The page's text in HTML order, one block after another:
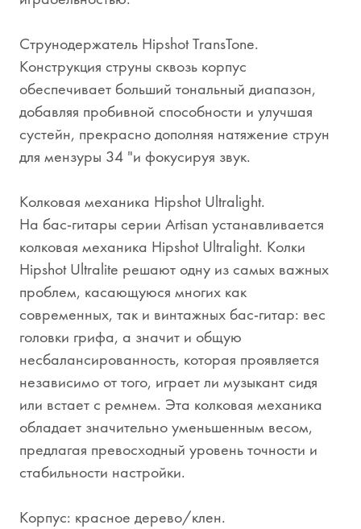
Струнодержатель Hipshot TransTone.
Конструкция струны сквозь корпус
обеспечивает больший тональный диапазон,
добавляя пробивной способности и улучшая
сустейн, прекрасно дополняя натяжение струн
для мензуры 34 "и фокусируя звук.
Колковая механика Hipshot Ultralight.
На бас-гитары серии Artisan устанавливается
колковая механика Hipshot Ultralight. Колки
Hipshot Ultralite решают одну из самых важных
проблем, касающуюся многих как
современных, так и винтажных бас-гитар: вес
головки грифа, а значит и общую
несбалансированность, которая проявляется
независимо от того, играет ли музыкант сидя
или встает с ремнем. Эта колковая механика
обладает значительно уменьшенным весом,
предлагая превосходный уровень точности и
стабильности настройки.
Корпус: красное дерево/клен.